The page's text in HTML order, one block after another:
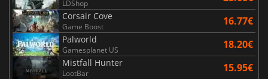
LDShop
Corsair Cove
Game Boost 16.77€
Palworld
Gamesplanet US 18.20€
Mistfall Hunter
LootBar 15.95€